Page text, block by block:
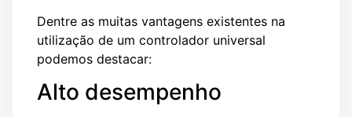
Dentre as muitas vantagens existentes na
utilização de um controlador universal
podemos destacar:
Alto desempenho